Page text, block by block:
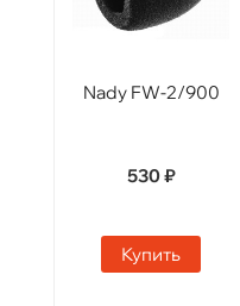
Nady FW-2/900
530 ₽
Купить